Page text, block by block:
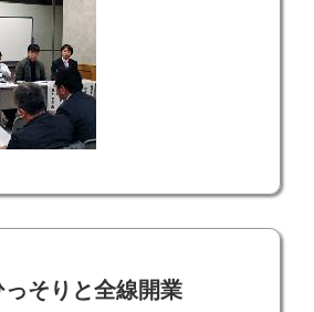
そりと全線開業